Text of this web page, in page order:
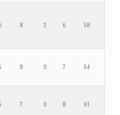
8 2 6 58
8 0 7 54
7 0 8 61